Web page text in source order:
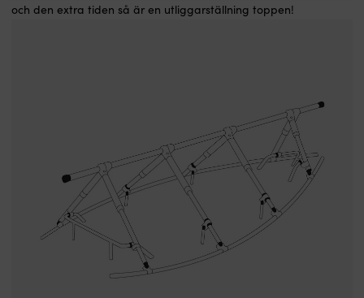
och den extra tiden så är en utliggarställning toppen!